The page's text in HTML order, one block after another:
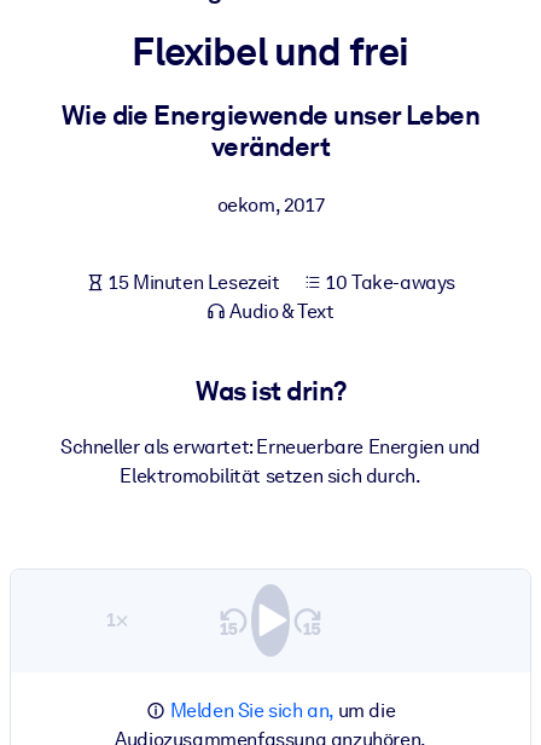
Bauen Sie eine gesunde und resiliente Belegschaft auf.
Integrieren Sie kompaktes, verifiziertes Wissen in Ihr LMS/LXP für
Für Unternehmensbibliotheken
Bereichern Sie Ihre Unternehmensbibliothek mit
Ihrer KI-Systeme zu optimieren.
Flexibel und frei
Wie die Energiewende unser Leben
verändert
oekom,2017
15 Minuten Lesezeit
10 Take-aways
Audio & Text
Was ist drin?
Schneller als erwartet: Erneuerbare Energien und
Elektromobilität setzen sich durch.
1×
Melden Sie sich an,um die
Audiozusammenfassung anzuhören.